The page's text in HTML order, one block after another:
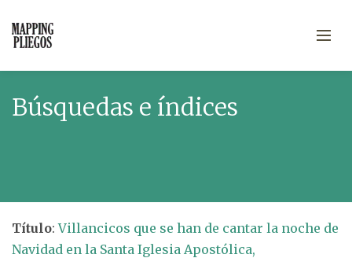
Búsquedas e índices
Título:Villancicos que se han de cantar la noche de
Navidad en la Santa Iglesia Apostólica,